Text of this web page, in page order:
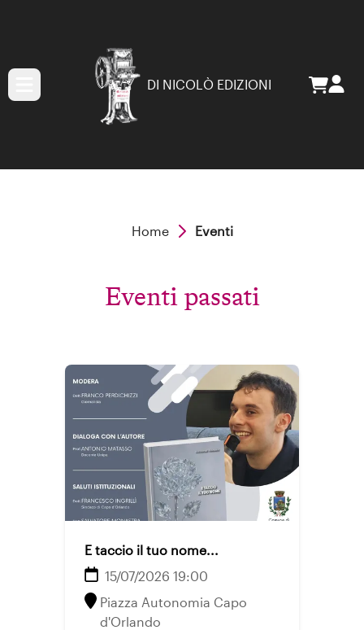
DI NICOLÒ EDIZIONI
Home Eventi
Eventi passati
E taccio il tuo nome...
15/07/2026 19:00
Piazza Autonomia Capo
d'Orlando